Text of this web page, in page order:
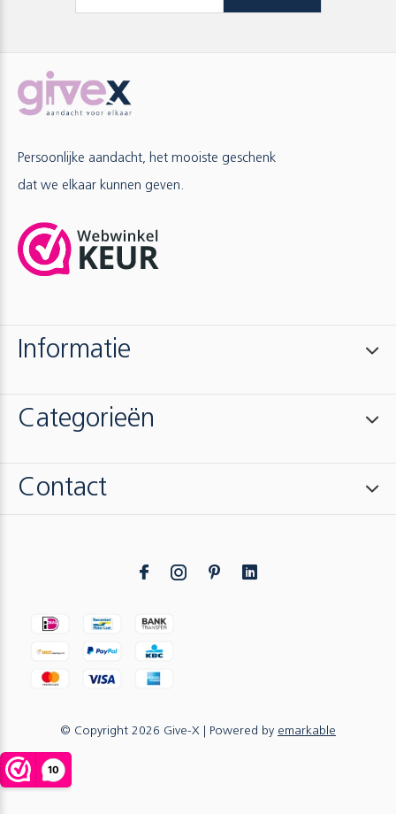
Persoonlijke aandacht, het mooiste geschenk
dat we elkaar kunnen geven.
Informatie
Categorieën
Contact
© Copyright 2026 Give-X | Powered by emarkable